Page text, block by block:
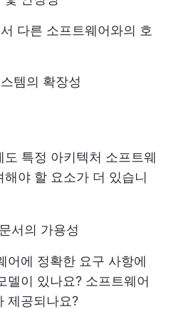
다른 소프트웨어와의 호
템의 확장성
특정 아키텍처 소프트웨
야 할 요소가 더 있습니
서의 가용성
어에 정확한 요구 사항에
델이 있나요? 소프트웨어
제공되나요?